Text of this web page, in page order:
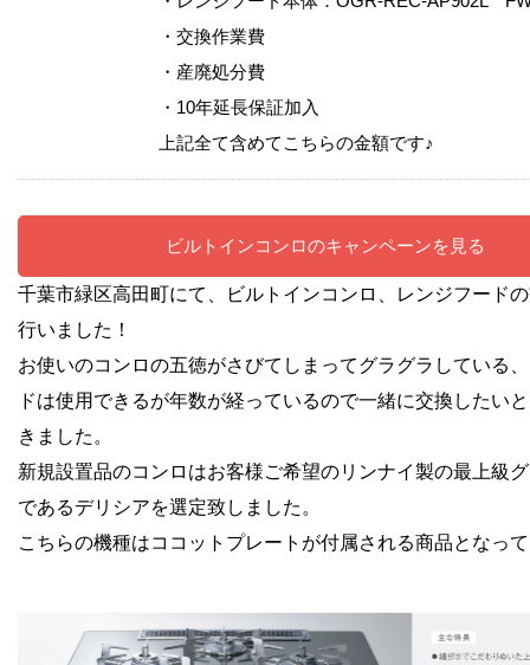
・交換作業費
・産廃処分費
・10年延長保証加入
上記全て含めてこちらの金額です♪
ビルトインコンロのキャンペーンを見る
千葉市緑区高田町にて、ビルトインコンロ、レンジフード
行いました！
お使いのコンロの五徳がさびてしまってグラグラしている
ドは使用できるが年数が経っているので一緒に交換したい
きました。
新規設置品のコンロはお客様ご希望のリンナイ製の最上級
であるデリシアを選定致しました。
こちらの機種はココットプレートが付属される商品となっ